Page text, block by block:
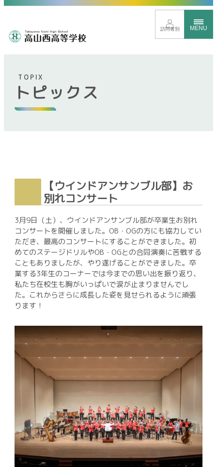
訪問者別 MENU
トップページ
イベントサイト
豊富な学校行事
部活動紹介
入試案内
進路実績
いじめ基本方針
校則
中学生の方
在校生・保護者の方
卒業生の方
環境方針
個人情報保護方針
Instagram運用方針
トピックス
TOPIX
【ウインドアンサンブル部】お
別れコンサート
3月9日（土）、ウインドアンサンブル部が卒業生お別れ
コンサートを開催しました。OB・OGの方にも協力してい
ただき、最高のコンサートにすることができました。初
めてのステージドリルやOB・OGとの合同演奏に苦戦する
こともありましたが、やり遂げることができました。卒
業する3年生のコーナーでは今までの思い出を振り返り、
私たち在校生も胸がいっぱいで涙が止まりませんでし
た。これからさらに成長した姿を見せられるように頑張
ります！